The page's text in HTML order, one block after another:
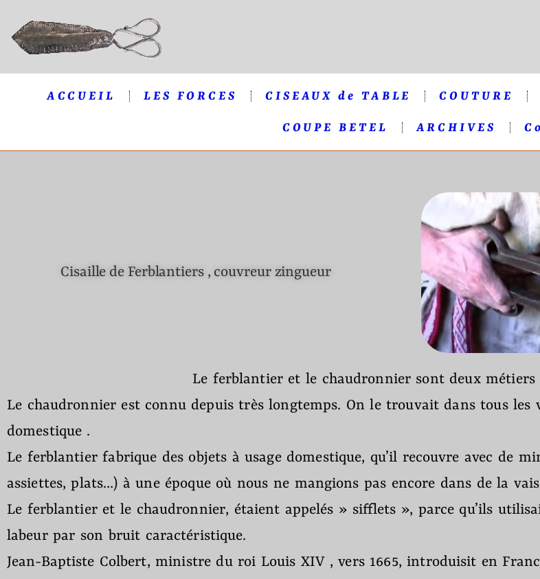
ACCUEIL LES FORCES CISEAUX de TABLE COUTURE
COUPE BETEL ARCHIVES
Cisaille de Ferblantiers , couvreur zingueur
Le ferblantier et le chaudronnier sont deux métiers qui
Le chaudronnier est connu depuis très longtemps. On le trouvait dans tous les
domestique .
Le ferblantier fabrique des objets à usage domestique, qu’il recouvre avec de
assiettes, plats…) à une époque où nous ne mangions pas encore dans de la
Le ferblantier et le chaudronnier, étaient appelés » sifflets », parce qu’ils
labeur par son bruit caractéristique.
Jean-Baptiste Colbert, ministre du roi Louis XIV , vers 1665, introduisit en